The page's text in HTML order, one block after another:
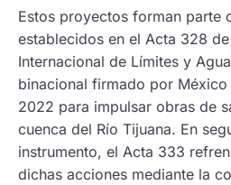
Estos proyectos forman parte
establecidos en el Acta 328
Internacional de Límites y
binacional firmado por
2022 para impulsar obras de
cuenca del Río Tijuana. En
instrumento, el Acta 333
dichas acciones mediante la